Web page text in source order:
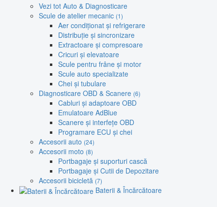
Vezi tot Auto & Diagnosticare
Scule de atelier mecanic (1)
Aer condiționat și refrigerare
Distribuție și sincronizare
Extractoare și compresoare
Cricuri și elevatoare
Scule pentru frâne și motor
Scule auto specializate
Chei și tubulare
Diagnosticare OBD & Scanere (6)
Cabluri și adaptoare OBD
Emulatoare AdBlue
Scanere și interfețe OBD
Programare ECU și chei
Accesorii auto (24)
Accesorii moto (8)
Portbagaje și suporturi cască
Portbagaje și Cutii de Depozitare
Accesorii bicicletă (7)
Baterii & Încărcătoare